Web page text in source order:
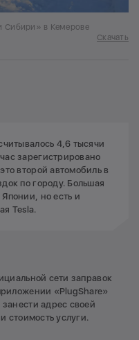
Сибири» в Кемерове
Скачать
4,6 тысячи
зарегистрировано
второй автомобиль в
по городу. Большая
но есть и
Tesla.
сети заправок
«PlugShare»
адрес своей
стоимость услуги.